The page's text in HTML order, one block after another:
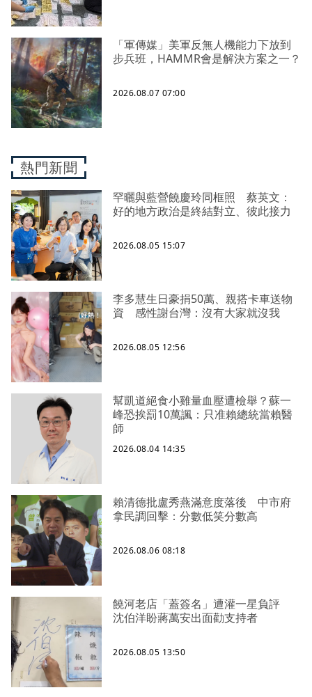
「軍傳媒」美軍反無人機能力下放到
步兵班，HAMMR會是解決方案之一？
2026.08.07 07:00
熱門新聞
罕曬與藍營饒慶玲同框照 蔡英文：
好的地方政治是終結對立、彼此接力
2026.08.05 15:07
李多慧生日豪捐50萬、親搭卡車送物
資 感性謝台灣：沒有大家就沒我
2026.08.05 12:56
幫凱道絕食小雞量血壓遭檢舉？蘇一
峰恐挨罰10萬諷：只准賴總統當賴醫
師
2026.08.04 14:35
賴清德批盧秀燕滿意度落後 中市府
拿民調回擊：分數低笑分數高
2026.08.06 08:18
饒河老店「蓋簽名」遭灌一星負評
沈伯洋盼蔣萬安出面勸支持者
2026.08.05 13:50